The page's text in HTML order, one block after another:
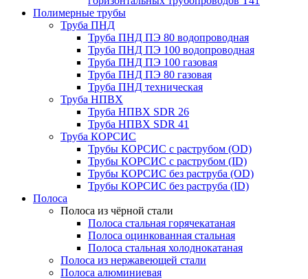
Полимерные трубы
Труба ПНД
Труба ПНД ПЭ 80 водопроводная
Труба ПНД ПЭ 100 водопроводная
Труба ПНД ПЭ 100 газовая
Труба ПНД ПЭ 80 газовая
Труба ПНД техническая
Труба НПВХ
Труба НПВХ SDR 26
Труба НПВХ SDR 41
Труба КОРСИС
Трубы КОРСИС с раструбом (OD)
Трубы КОРСИС с раструбом (ID)
Трубы КОРСИС без раструба (OD)
Трубы КОРСИС без раструба (ID)
Полоса
Полоса из чёрной стали
Полоса стальная горячекатаная
Полоса оцинкованная стальная
Полоса стальная холоднокатаная
Полоса из нержавеющей стали
Полоса алюминиевая